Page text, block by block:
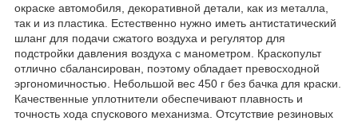
окраске автомобиля, декоративной детали, как из металла,
так и из пластика. Естественно нужно иметь антистатический
шланг для подачи сжатого воздуха и регулятор для
подстройки давления воздуха с манометром. Краскопульт
отлично сбалансирован, поэтому обладает превосходной
эргономичностью. Небольшой вес 450 г без бачка для краски.
Качественные уплотнители обеспечивают плавность и
точность хода спускового механизма. Отсутствие резиновых